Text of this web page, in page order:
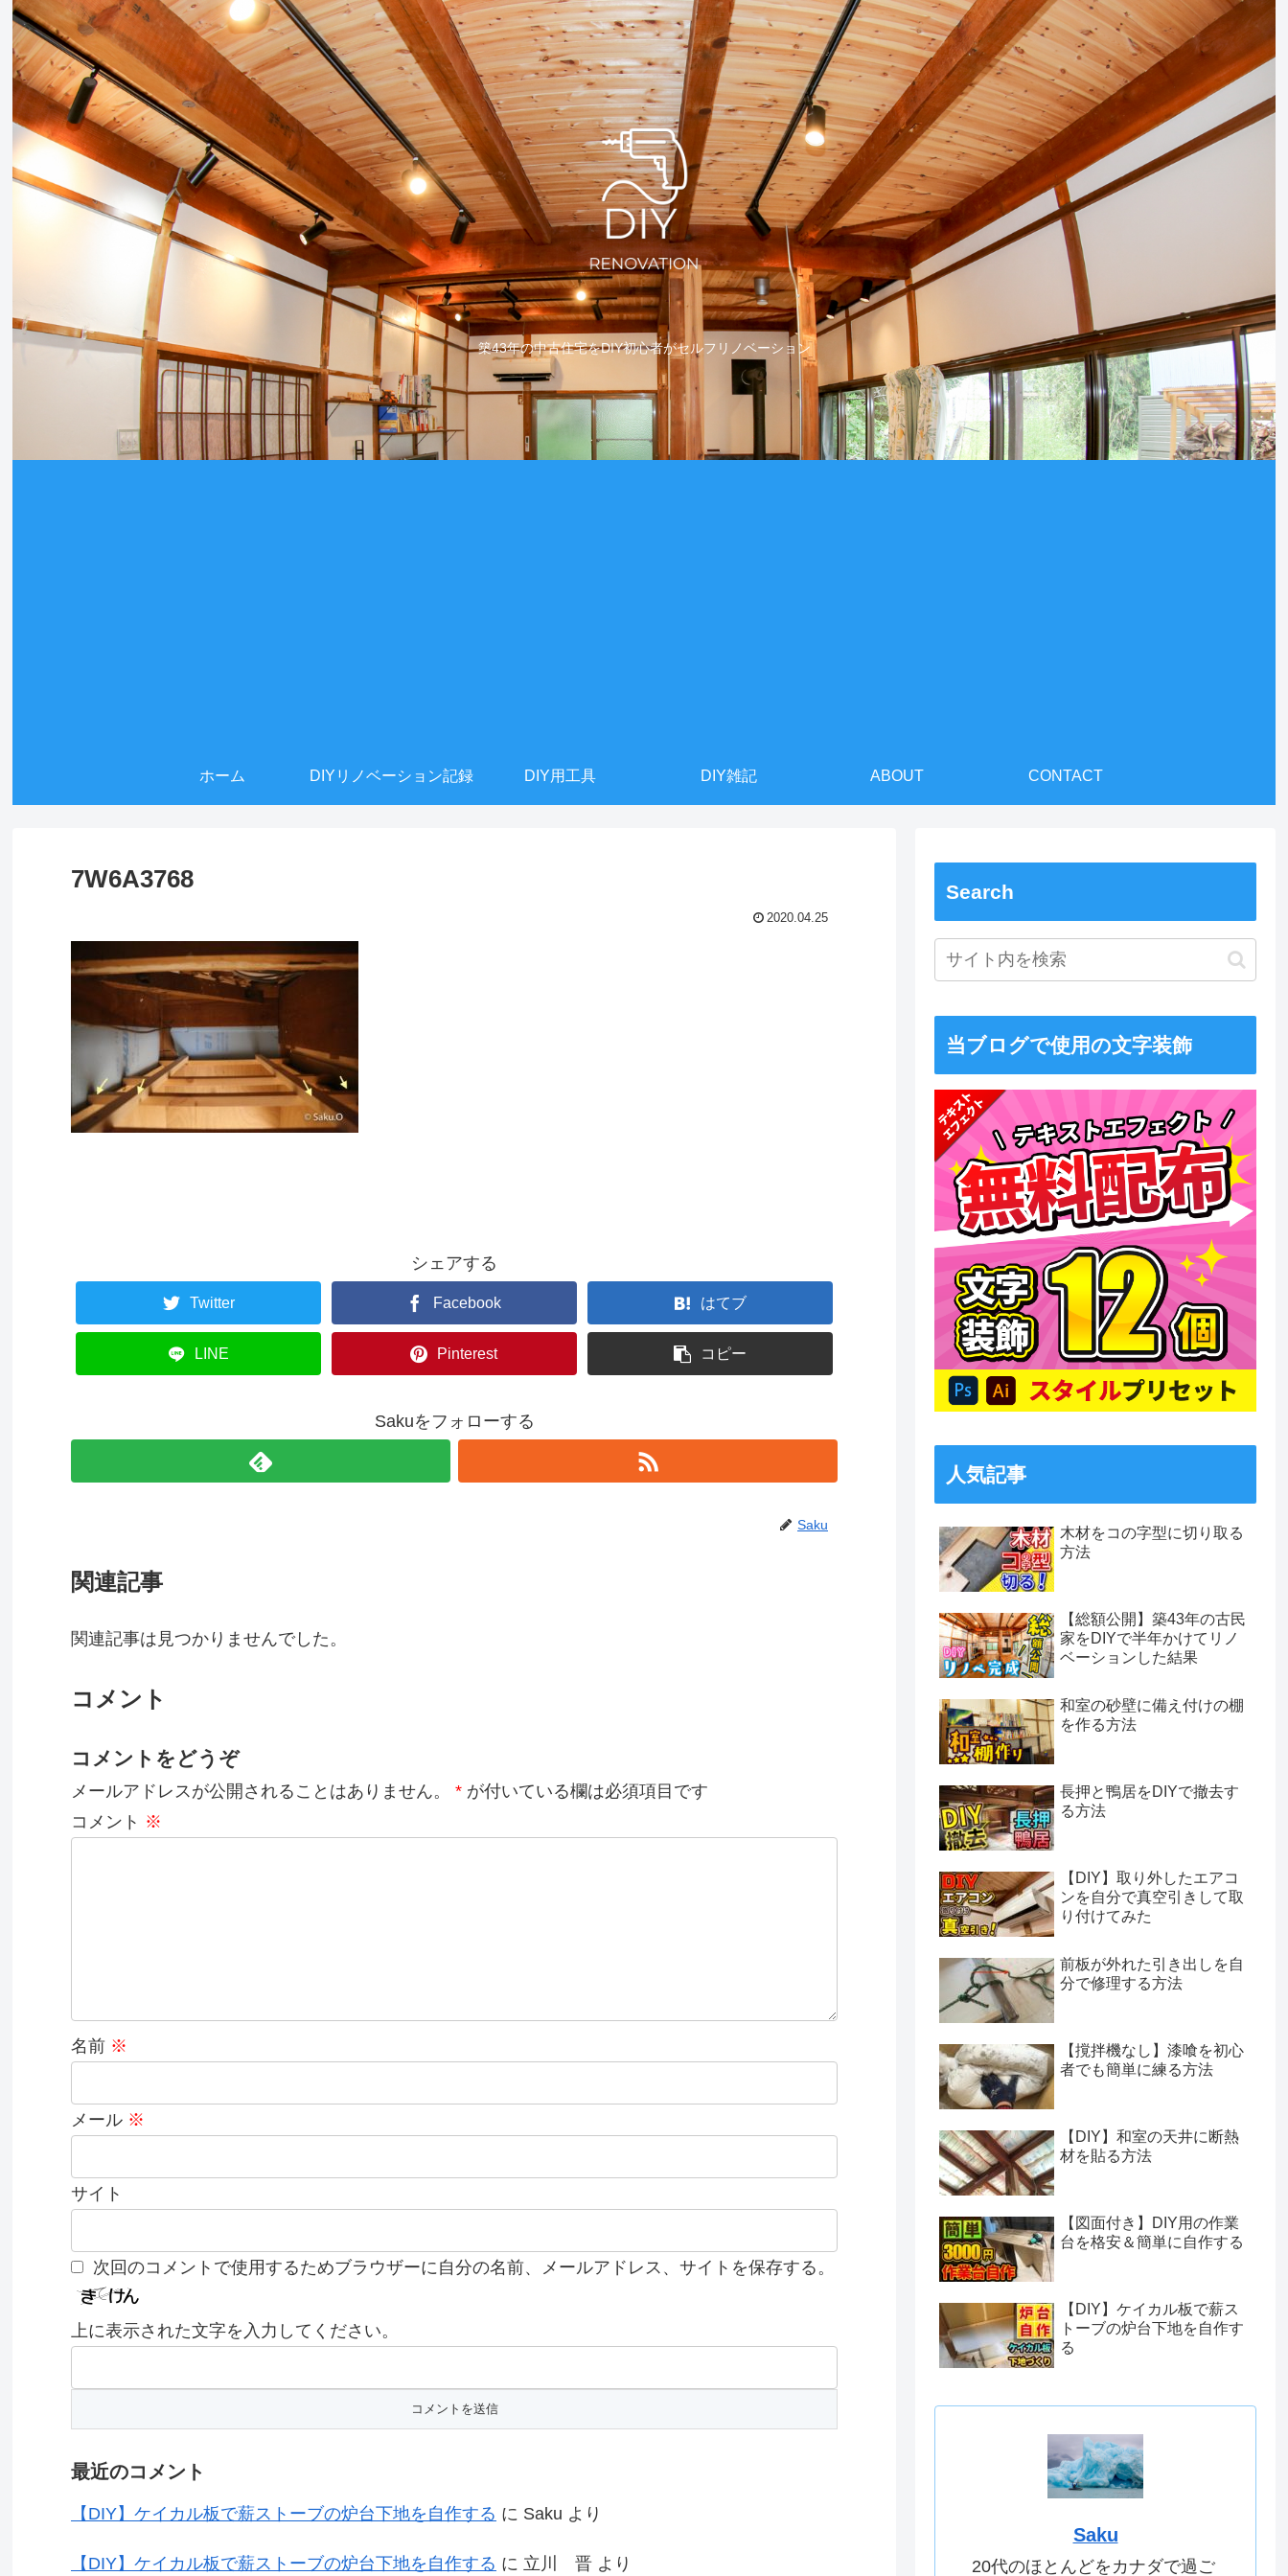
築43年の中古住宅をDIY初心者がセルフリノベーション
ホーム DIYリノベーション記録 DIY用工具 DIY雑記 ABOUT CONTACT
7W6A3768
2020.04.25
シェアする
Twitter Facebook はてブ
LINE Pinterest コピー
Sakuをフォローする
Saku
関連記事
関連記事は見つかりませんでした。
コメント
コメントをどうぞ
メールアドレスが公開されることはありません。 * が付いている欄は必須項目です
コメント ※
名前 ※
メール ※
サイト
次回のコメントで使用するためブラウザーに自分の名前、メールアドレス、サイトを保存する。
上に表示された文字を入力してください。
最近のコメント
【DIY】ケイカル板で薪ストーブの炉台下地を自作する に Saku より
【DIY】ケイカル板で薪ストーブの炉台下地を自作する に 立川 晋 より
Search
当ブログで使用の文字装飾
人気記事
木材をコの字型に切り取る
方法
【総額公開】築43年の古民
家をDIYで半年かけてリノ
ベーションした結果
和室の砂壁に備え付けの棚
を作る方法
長押と鴨居をDIYで撤去す
る方法
【DIY】取り外したエアコ
ンを自分で真空引きして取
り付けてみた
前板が外れた引き出しを自
分で修理する方法
【撹拌機なし】漆喰を初心
者でも簡単に練る方法
【DIY】和室の天井に断熱
材を貼る方法
【図面付き】DIY用の作業
台を格安＆簡単に自作する
【DIY】ケイカル板で薪ス
トーブの炉台下地を自作す
る
Saku
20代のほとんどをカナダで過ご